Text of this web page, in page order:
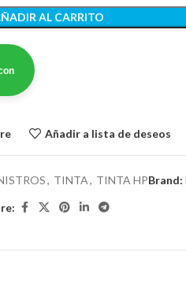
AL CARRITO
Añadir a lista de deseos
, TINTA , TINTA HPBrand: